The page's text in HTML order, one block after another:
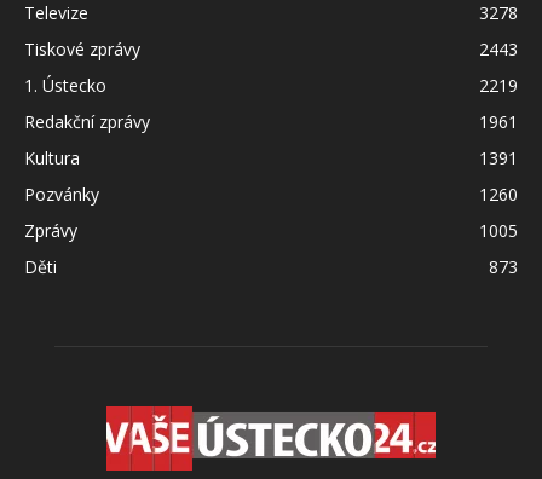
Televize
3278
Tiskové zprávy
2443
1. Ústecko
2219
Redakční zprávy
1961
Kultura
1391
Pozvánky
1260
Zprávy
1005
Děti
873